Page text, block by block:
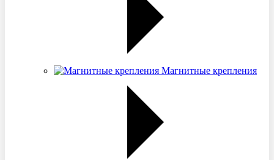
Магнитные крепления